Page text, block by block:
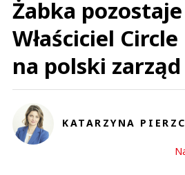
Żabka
Właściciel
na polski zarząd
KATARZYNA